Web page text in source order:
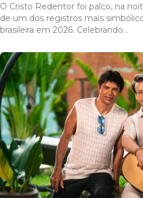
O Cristo Redentor foi palco, na
de um dos registros mais
brasileira em 2026. Celebrando…